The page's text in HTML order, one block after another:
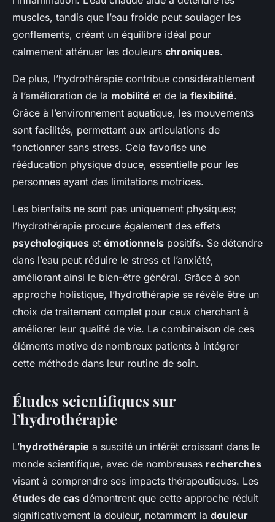
muscles, tandis que l’eau froide peut soulager les
gonflements, créant un équilibre idéal pour
calmement atténuer les douleurs chroniques.
De plus, l’hydrothérapie contribue considérablement
à l’amélioration de la mobilité et de la flexibilité.
Grâce à l’environnement aquatique, les mouvements
sont facilités, permettant aux articulations de
fonctionner sans stress. Cela favorise une
rééducation physique douce, essentielle pour les
personnes ayant des limitations motrices.
Les bienfaits ne sont pas uniquement physiques;
l’hydrothérapie procure également des effets
psychologiques et émotionnels positifs. Se détendre
dans l’eau peut réduire le stress et l’anxiété,
améliorant ainsi le bien-être général. Grâce à son
approche holistique, l’hydrothérapie se révèle être un
choix de traitement complet pour ceux cherchant à
améliorer leur qualité de vie. La combinaison de ces
éléments motive de nombreux patients à intégrer
cette méthode dans leur routine de soin.
Études scientifiques sur
l’hydrothérapie
L’hydrothérapie a suscité un intérêt croissant dans le
monde scientifique, avec de nombreuses recherches
visant à comprendre ses impacts thérapeutiques. Les
études de cas démontrent que cette approche réduit
significativement la douleur, notamment la douleur